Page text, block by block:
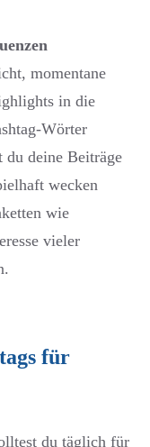
momentane
in die
Wörter
du deine Beiträge
wecken
wie
vieler
für
du täglich für